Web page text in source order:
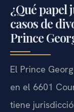
¿Qué papel
casos de
Prince
El Prince
en el 6601
tiene